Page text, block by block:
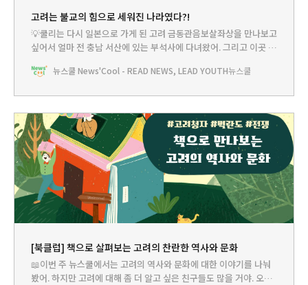
고려는 불교의 힘으로 세워진 나라였다?!
💡쿨리는 다시 일본으로 가게 된 고려 금동관음보살좌상을 만나보고
싶어서 얼마 전 충남 서산에 있는 부석사에 다녀왔어. 그리고 이곳 스
했다는 설명도 들을 수 있었어. 쿨리는 문득 고려 사람들에게 불교가
뉴스쿨 News'Cool - READ NEWS, LEAD YOUTH뉴스쿨
[북클럽] 책으로 살펴보는 고려의 찬란한 역사와 문화
📖이번 주 뉴스쿨에서는 고려의 역사와 문화에 대한 이야기를 나눠
봤어. 하지만 고려에 대해 좀 더 알고 싶은 친구들도 많을 거야. 오늘